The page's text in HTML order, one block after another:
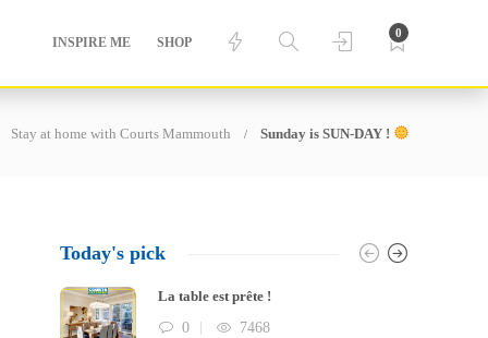
INSPIRE ME SHOP
0
Stay at home with Courts Mammouth Sunday is SUN-DAY !
Today's pick
La table est prête !
0
7468